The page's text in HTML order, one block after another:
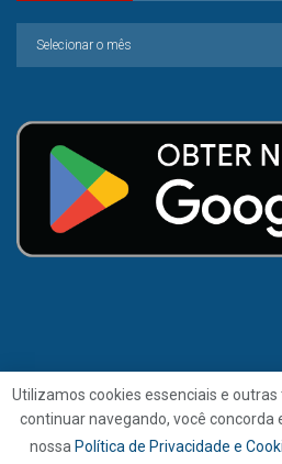
Utilizamos cookies essenciais e
continuar navegando, você concorda
nossa Política de Privacidade e